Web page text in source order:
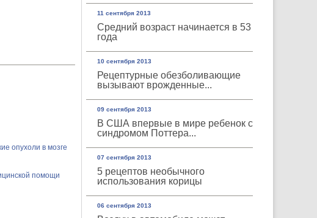
11 сентября 2013
Средний возраст начинается в 53
года
10 сентября 2013
Рецептурные обезболивающие
вызывают врожденные...
09 сентября 2013
В США впервые в мире ребенок с
синдромом Поттера...
07 сентября 2013
5 рецептов необычного
использования корицы
06 сентября 2013
опухоли в мозге
помощи